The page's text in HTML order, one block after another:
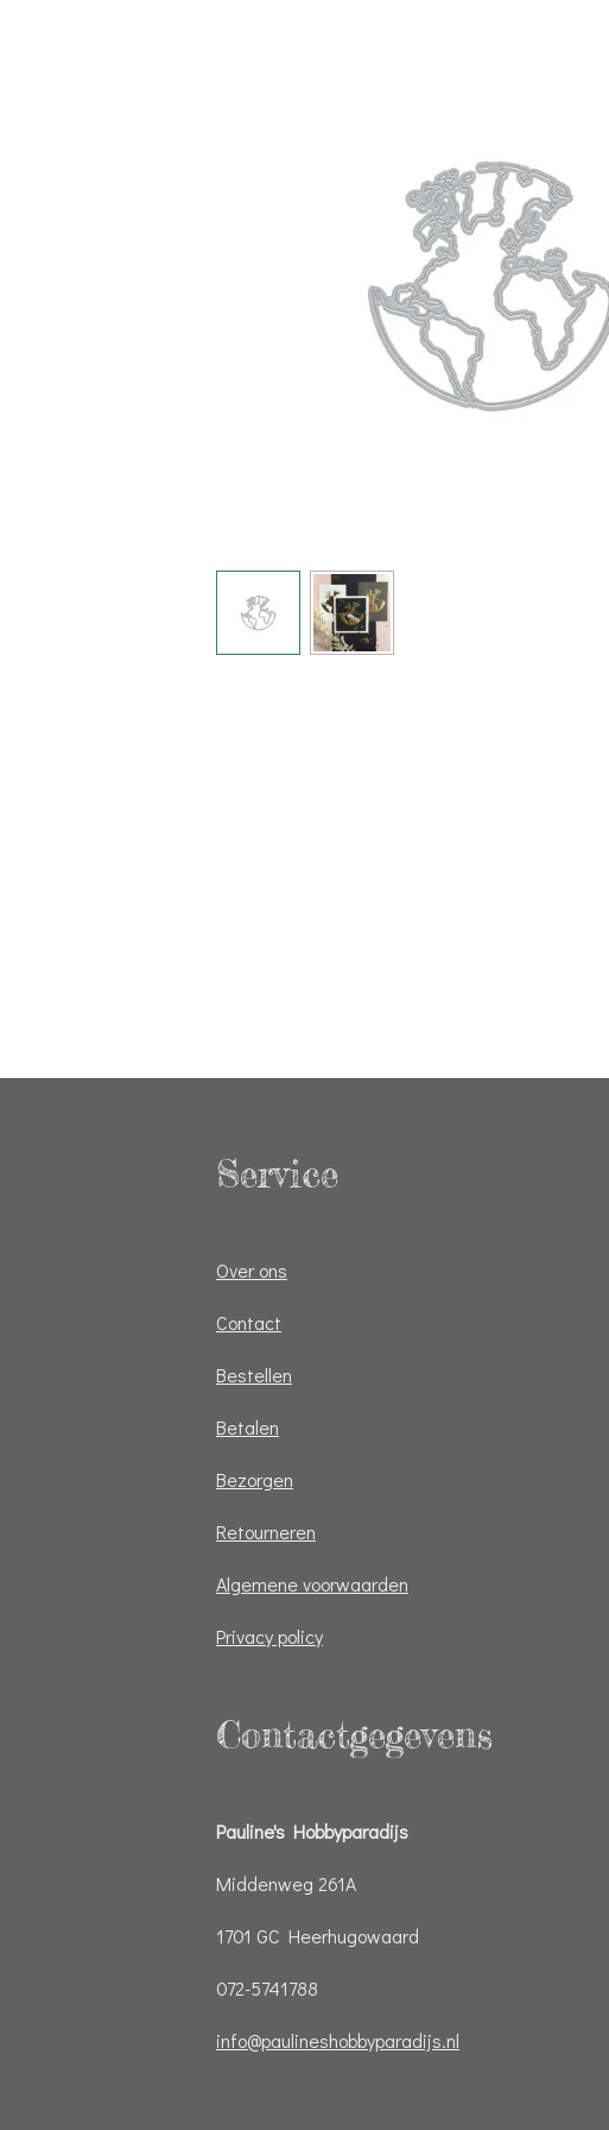
Service
Over ons
Contact
Bestellen
Betalen
Bezorgen
Retourneren
Algemene voorwaarden
Privacy policy
Contactgegevens
Pauline's Hobbyparadijs
Middenweg 261A
1701 GC Heerhugowaard
072-5741788
info@paulineshobbyparadijs.nl